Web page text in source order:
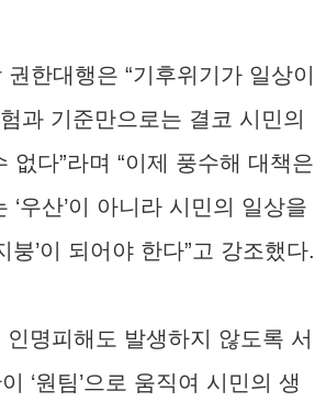
한대행은 “기후위기가 일상이
과 기준만으로는 결코 시민의
없다”라며 “이제 풍수해 대책은
‘우산’이 아니라 시민의 일상을
붕’이 되어야 한다”고 강조했다.
인명피해도 발생하지 않도록 서
‘원팀’으로 움직여 시민의 생